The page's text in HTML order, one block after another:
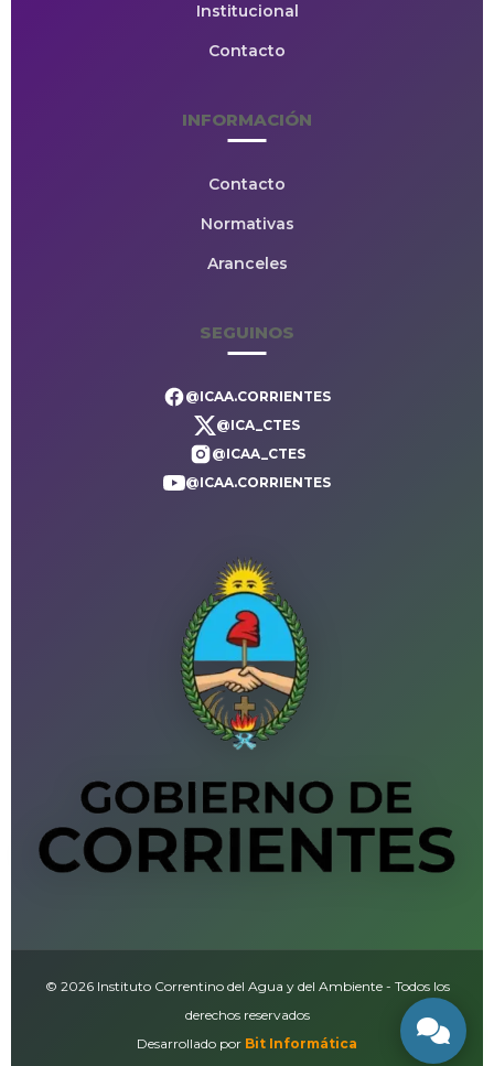
Institucional
Contacto
INFORMACIÓN
Contacto
Normativas
Aranceles
SEGUINOS
@ICAA.CORRIENTES
@ICA_CTES
@ICAA_CTES
@ICAA.CORRIENTES
© 2026 Instituto Correntino del Agua y del Ambiente - Todos los
derechos reservados
Desarrollado por Bit Informática